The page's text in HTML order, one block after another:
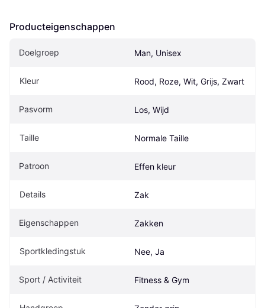
Producteigenschappen
Doelgroep Man, Unisex
Kleur Rood, Roze, Wit, Grijs, Zwart
Pasvorm Los, Wijd
Taille Normale Taille
Patroon Effen kleur
Details Zak
Eigenschappen Zakken
Sportkledingstuk Nee, Ja
Sport / Activiteit Fitness & Gym